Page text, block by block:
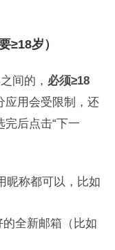
≥18岁）
间的， 必须≥18
应用会受限制，还
后点击“下一
昵称都可以，比如
的全新邮箱（比如